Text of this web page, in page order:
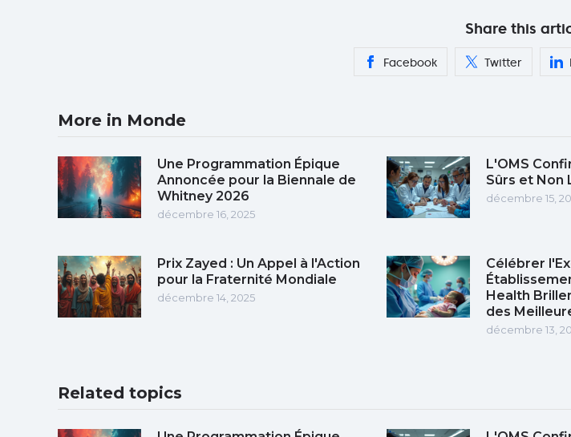
Share this
Facebook Twitter
More in Monde
Une Programmation Épique
Annoncée pour la Biennale de
Whitney 2026
décembre 16, 2025
L'OMS
Sûrs et Non
décembre 15,
Prix Zayed : Un Appel à l'Action
pour la Fraternité Mondiale
décembre 14, 2025
Célébrer
Health
des
décembre 13,
Related topics